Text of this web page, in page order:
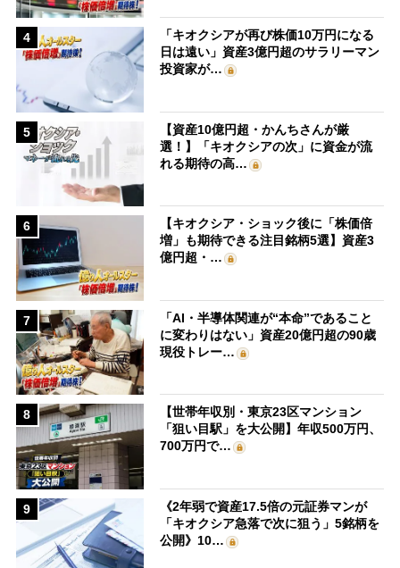
4
「キオクシアが再び株価10万円になる
日は遠い」資産3億円超のサラリーマン
投資家が…
5
【資産10億円超・かんちさんが厳
選！】「キオクシアの次」に資金が流
れる期待の高…
6
【キオクシア・ショック後に「株価倍
増」も期待できる注目銘柄5選】資産3
億円超・…
7
「AI・半導体関連が“本命”であること
に変わりはない」資産20億円超の90歳
現役トレー…
8
【世帯年収別・東京23区マンション
「狙い目駅」を大公開】年収500万円、
700万円で…
9
《2年弱で資産17.5倍の元証券マンが
「キオクシア急落で次に狙う」5銘柄を
公開》10…